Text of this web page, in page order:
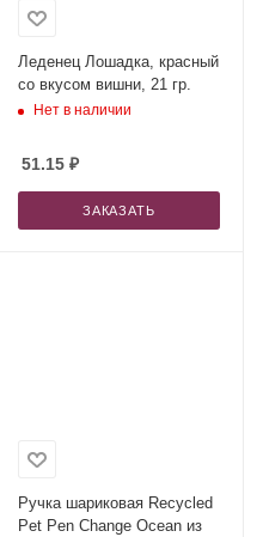
Леденец Лошадка, красный
со вкусом вишни, 21 гр.
Нет в наличии
51.15₽
ЗАКАЗАТЬ
Ручка шариковая Recycled
Pet Pen Change Ocean из